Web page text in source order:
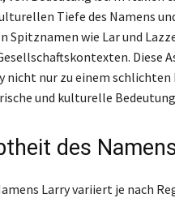
Tiefe des Namens
Spitznamen wie Lar und
Diese
nicht nur zu einem schlichten
und kulturelle
des
Larry variiert je nach